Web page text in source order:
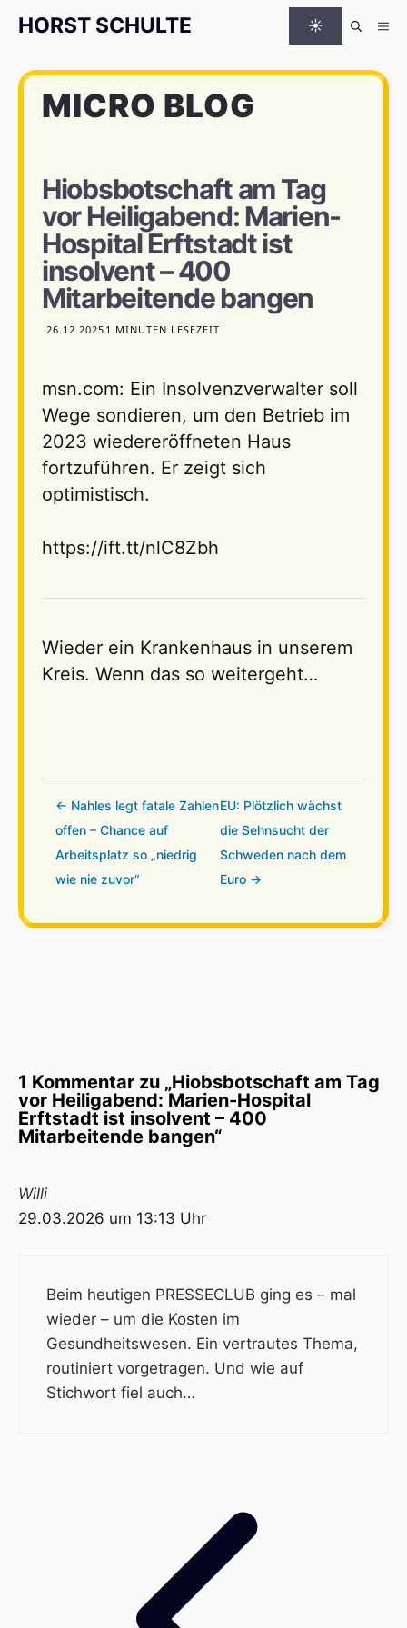
HORST SCHULTE ☀
MICRO BLOG
Hiobsbotschaft am Tag
vor Heiligabend: Marien-
Hospital Erftstadt ist
insolvent – 400
Mitarbeitende bangen
26.12.2025 1 MINUTEN LESEZEIT
msn.com: Ein Insolvenzverwalter soll
Wege sondieren, um den Betrieb im
2023 wiedereröffneten Haus
fortzuführen. Er zeigt sich
optimistisch.
https://ift.tt/nlC8Zbh
Wieder ein Krankenhaus in unserem
Kreis. Wenn das so weitergeht…
← Nahles legt fatale Zahlen
offen – Chance auf
Arbeitsplatz so „niedrig
wie nie zuvor“
EU: Plötzlich wächst
die Sehnsucht der
Schweden nach dem
Euro →
1 Kommentar zu „Hiobsbotschaft am Tag
vor Heiligabend: Marien-Hospital
Erftstadt ist insolvent – 400
Mitarbeitende bangen“
Willi
29.03.2026 um 13:13 Uhr
Beim heutigen PRESSECLUB ging es – mal
wieder – um die Kosten im
Gesundheitswesen. Ein vertrautes Thema,
routiniert vorgetragen. Und wie auf
Stichwort fiel auch…